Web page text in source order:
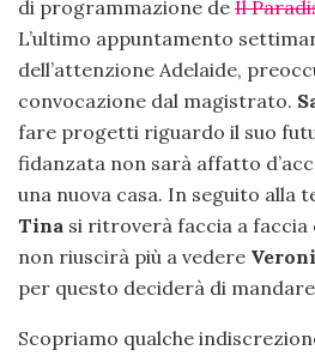
di programmazione de Il
L’ultimo appuntamento
dell’attenzione Adelaide,
convocazione dal magistrato.
fare progetti riguardo il suo
fidanzata non sarà affatto
una nuova casa. In seguito alla
Tina si ritroverà faccia a faccia
non riuscirà più a vedere
per questo deciderà di
Scopriamo qualche